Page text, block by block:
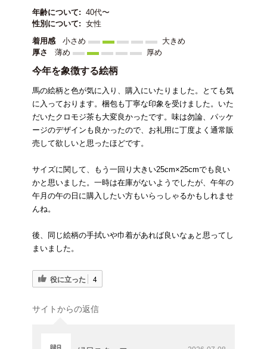
年齢について: 40代〜
性別について: 女性
着用感
小さめ
大きめ
厚さ
薄め 厚め
今年を象徴する絵柄
馬の絵柄と色が気に入り、購入にいたりました。とても気
に入っております。梱包も丁寧な印象を受けました。いた
だいたクロモジ茶も大変良かったです。味は勿論、パッケ
ージのデザインも良かったので、お礼用に丁度よく通常販
売して欲しいと思ったほどです。
サイズに関して、もう一回り大きい25cm×25cmでも良い
かと思いました。一時は在庫がないようでしたが、午年の
午月の午の日に購入したい方もいらっしゃるかもしれませ
んね。
後、同じ絵柄の手拭いや巾着があれば良いなぁと思ってし
まいました。
役に立った 4
サイトからの返信